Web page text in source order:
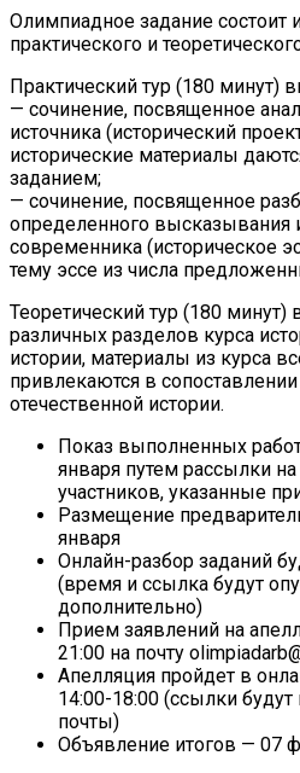
Олимпиадное задание состоит
практического и
Практический тур (180 минут)
— сочинение, посвященное
источника (исторический
исторические материалы
заданием;
— сочинение, посвященное
определенного высказывания
современника (историческое
тему эссе из числа
Теоретический тур (180 минут)
различных разделов курса
истории, материалы из курса
привлекаются в
отечественной истории.
Показ выполненных
января путем рассылки
участников, указанные
Размещение
января
Онлайн-разбор заданий
(время и ссылка будут
дополнительно)
Прием заявлений на
21:00 на почту
Апелляция пройдет в
14:00-18:00 (ссылки
почты)
Объявление итогов — 07